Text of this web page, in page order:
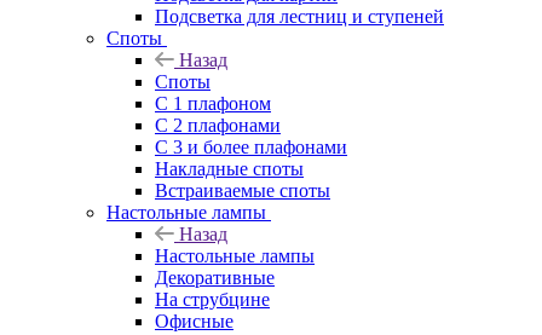
Подсветка для лестниц и ступеней
Споты
Назад
Споты
С 1 плафоном
С 2 плафонами
С 3 и более плафонами
Накладные споты
Встраиваемые споты
Настольные лампы
Назад
Настольные лампы
Декоративные
На струбцине
Офисные